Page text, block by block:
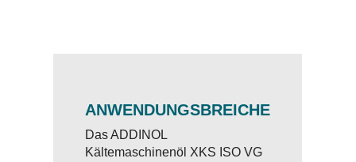
ANWENDUNGSBREICHE
Das ADDINOL
Kältemaschinenöl XKS ISO VG